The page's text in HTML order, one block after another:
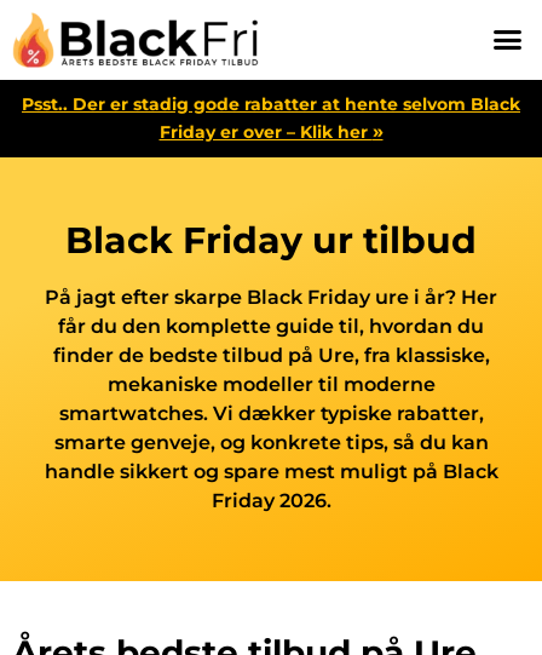
Psst.. Der er stadig gode rabatter at hente selvom Black
Friday er over – Klik her »
Black Friday ur tilbud
På jagt efter skarpe Black Friday ure i år? Her
får du den komplette guide til, hvordan du
finder de bedste tilbud på Ure, fra klassiske,
mekaniske modeller til moderne
smartwatches. Vi dækker typiske rabatter,
smarte genveje, og konkrete tips, så du kan
handle sikkert og spare mest muligt på Black
Friday 2026.